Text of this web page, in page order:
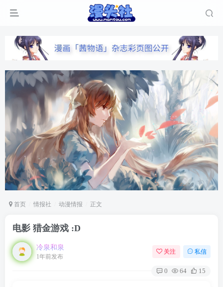
首页 情报社 动漫情报 正文
电影 猎金游戏 :D
冷泉和泉
1年前发布
关注 私信
0 64 15